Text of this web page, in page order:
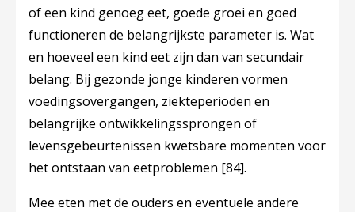
of een kind genoeg eet, goede groei en goed
functioneren de belangrijkste parameter is. Wat
en hoeveel een kind eet zijn dan van secundair
belang. Bij gezonde jonge kinderen vormen
voedingsovergangen, ziekteperioden en
belangrijke ontwikkelingssprongen of
levensgebeurtenissen kwetsbare momenten voor
het ontstaan van eetproblemen [84].
Mee eten met de ouders en eventuele andere